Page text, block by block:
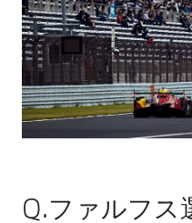
Q.ファルフス